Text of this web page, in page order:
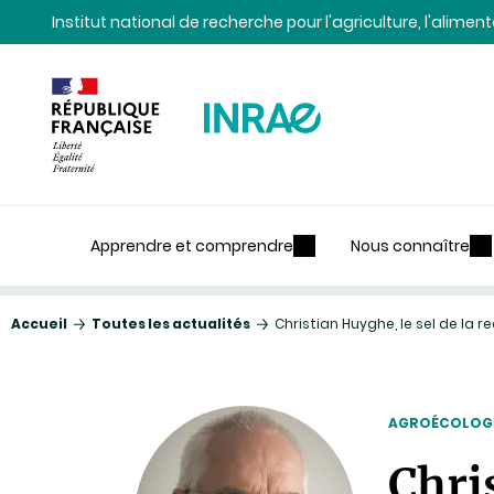
Contenu
Recherche
NavigationInstitut national de recherche pour l'agriculture,
Apprendre et comprendre Nous connaître
Accueil Toutes les actualités Christian Huyghe, le sel de la